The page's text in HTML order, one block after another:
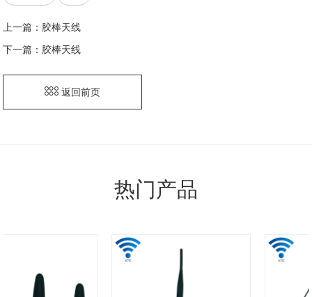
上一篇： 胶棒天线
下一篇： 胶棒天线
返回前页
热门产品